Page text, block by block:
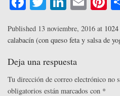
bo
ok
tte
r
ed
In
ail er
es
t
bo
ok
tte
r
ed
In
ail er
es
Published 13 noviembre, 2016 at
calabacín (con queso feta y salsa de
Deja una respuesta
Tu dirección de correo electrónico no
obligatorios están marcados con *